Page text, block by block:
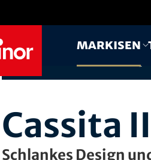
Markisen
Erfahrung ausüber 60
Cassita II
Schlankes Design